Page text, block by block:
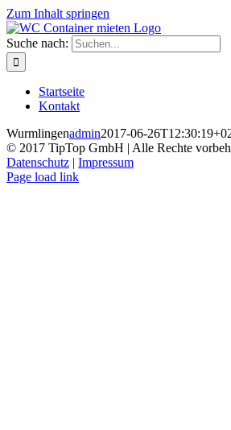
Zum Inhalt springen
Suche nach:
Startseite
Kontakt
Wurmlingenadmin2017-06-
© 2017 TipTop GmbH | Alle Rechte
Datenschutz | Impressum
Page load link